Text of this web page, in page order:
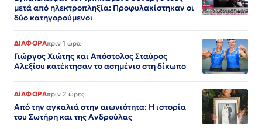
μετά από ηλεκτροπληξία: Προφυλακίστηκαν οι
δύο κατηγορούμενοι
ΔΙΑΦΟΡΑπριν 1 ώρα
Γιώργος Χιώτης και Απόστολος Σταύρος
Αλεξίου κατέκτησαν το ασημένιο στη δίκωπο
ΔΙΑΦΟΡΑπριν 2 ώρες
Από την αγκαλιά στην αιωνιότητα: Η ιστορία
του Σωτήρη και της Ανδρούλας